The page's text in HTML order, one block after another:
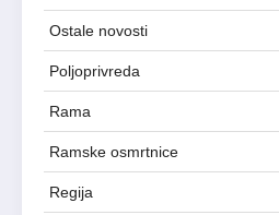
Ostale novosti
Poljoprivreda
Rama
Ramske osmrtnice
Regija